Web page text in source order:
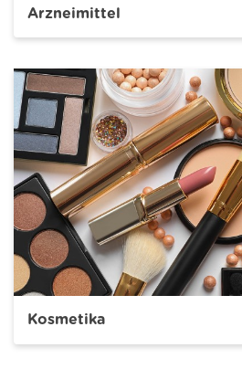
Arzneimittel
Kosmetika